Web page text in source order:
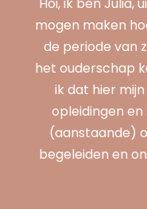
mogen maken
de periode van
het ouderschap
ik dat hier
opleidingen
(aanstaande)
begeleiden en